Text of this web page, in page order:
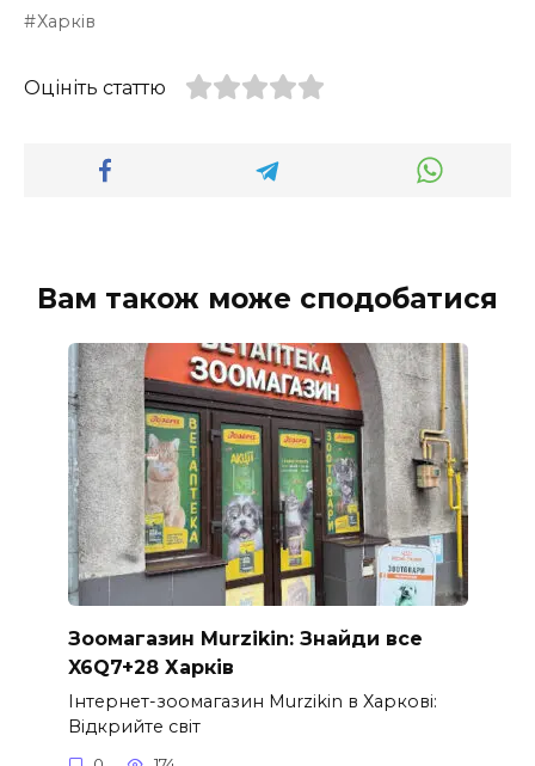
Харків
Оцініть статтю
Вам також може сподобатися
Зоомагазин Murzikin: Знайди все
X6Q7+28 Харків
Інтернет-зоомагазин Murzikin в Харкові:
Відкрийте світ